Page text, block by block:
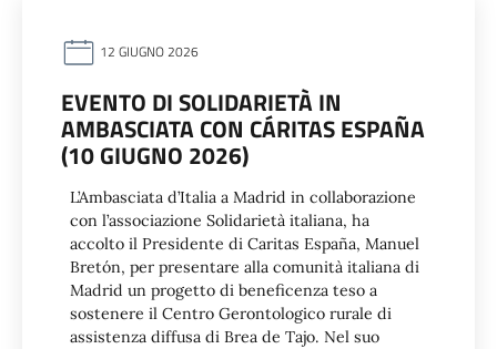
12 GIUGNO 2026
EVENTO DI SOLIDARIETÀ IN
AMBASCIATA CON CÁRITAS ESPAÑA
(10 GIUGNO 2026)
L’Ambasciata d’Italia a Madrid in collaborazione
con l’associazione Solidarietà italiana, ha
accolto il Presidente di Caritas España, Manuel
Bretón, per presentare alla comunità italiana di
Madrid un progetto di beneficenza teso a
sostenere il Centro Gerontologico rurale di
assistenza diffusa di Brea de Tajo. Nel suo